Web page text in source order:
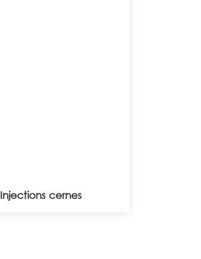
Injections cernes